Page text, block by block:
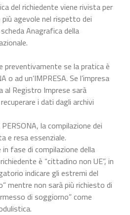
del richiedente viene rivista per
agevole nel rispetto dei
Anagrafica della
preventivamente se la pratica è
o ad un’IMPRESA. Se l’impresa
al Registro Imprese sarà
i dati dagli archivi
la compilazione dei
e resa essenziale.
fase di compilazione della
è “cittadino non UE”, in
indicare gli estremi del
mentre non sarà più richiesto di
di soggiorno” come